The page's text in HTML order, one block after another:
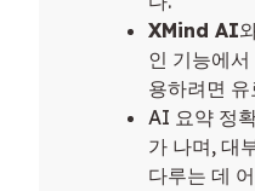
XMind AI
인 기능에
용하려면
AI 요약 정
가 나며, 대
다루는 데